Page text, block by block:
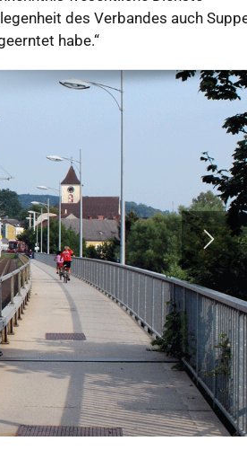
des Verbandes auch
habe.“